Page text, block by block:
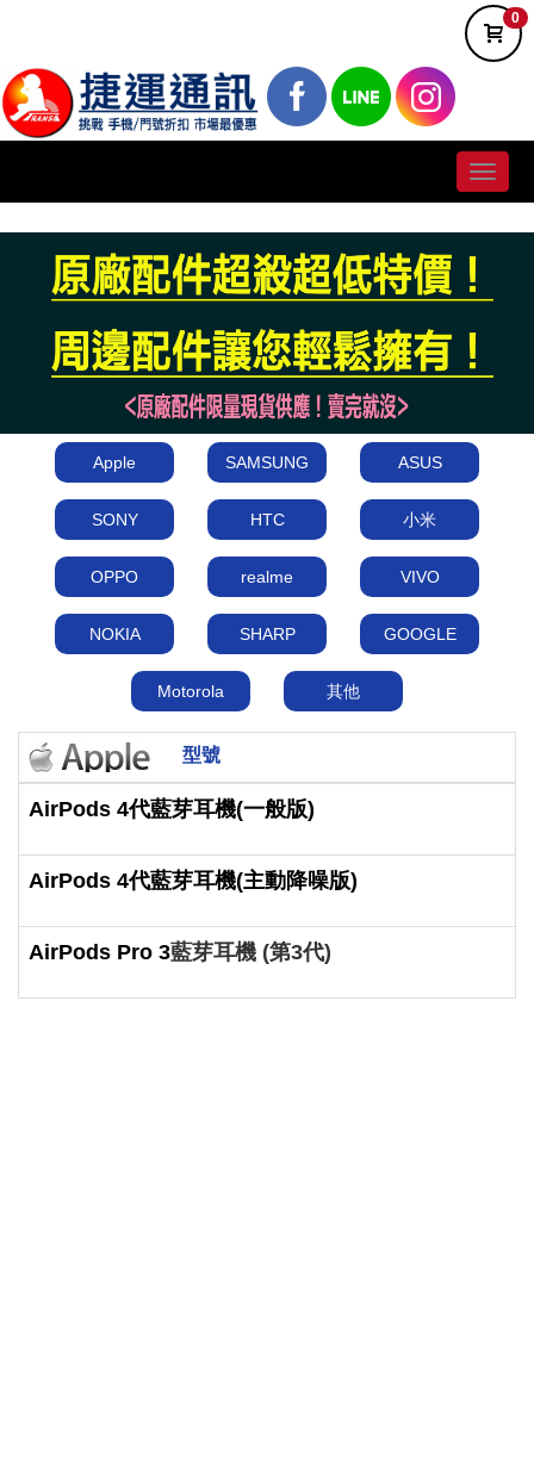
0
Toggle
Apple SAMSUNG ASUS
SONY HTC 小米
OPPO realme VIVO
NOKIA SHARP GOOGLE
Motorola 其他
型號
AirPods 4代藍芽耳機(一般版)
AirPods 4代藍芽耳機(主動降噪版)
AirPods Pro 3藍芽耳機 (第3代)